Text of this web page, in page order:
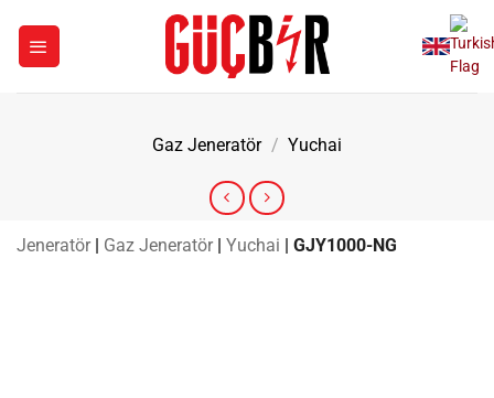
Gaz Jeneratör / Yuchai
Jeneratör | Gaz Jeneratör | Yuchai | GJY1000-NG